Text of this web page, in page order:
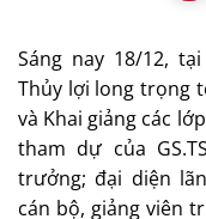
Sáng nay 18/12,
Thủy lợi long trọng
và Khai giảng các
tham dự của
trưởng; đại diện
cán bộ, giảng viên